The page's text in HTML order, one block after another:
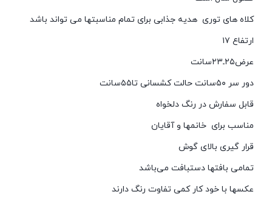
کلاه های توری هدیه جذابی برای تمام مناسبتها می تواند باشد
ارتفاع ۱۷
عرض۲۵ـ۲۳سانت
دور سر ۵۰سانت حالت کشسانی تا۵۵سانت
قابل سفارش در رنگ دلخواه
مناسب برای خانمها و آقایان
قرار گیری بالای گوش
تمامی بافتها دستبافت می‌باشد
عکسها با خود کار کمی تفاوت رنگ دارند